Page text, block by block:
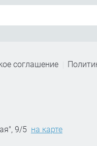
соглашение
9/5 на карте